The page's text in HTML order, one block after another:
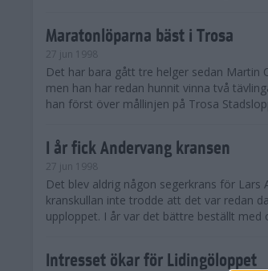
Maratonlöparna bäst i Trosa
27 jun 1998
Det har bara gått tre helger sedan Martin
men han har redan hunnit vinna två
han först över mållinjen på Trosa
I år fick Andervang kransen
27 jun 1998
Det blev aldrig någon segerkrans för Lars
kranskullan inte trodde att det var redan
upploppet. I år var det bättre beställt med
Intresset ökar för Lidingöloppet